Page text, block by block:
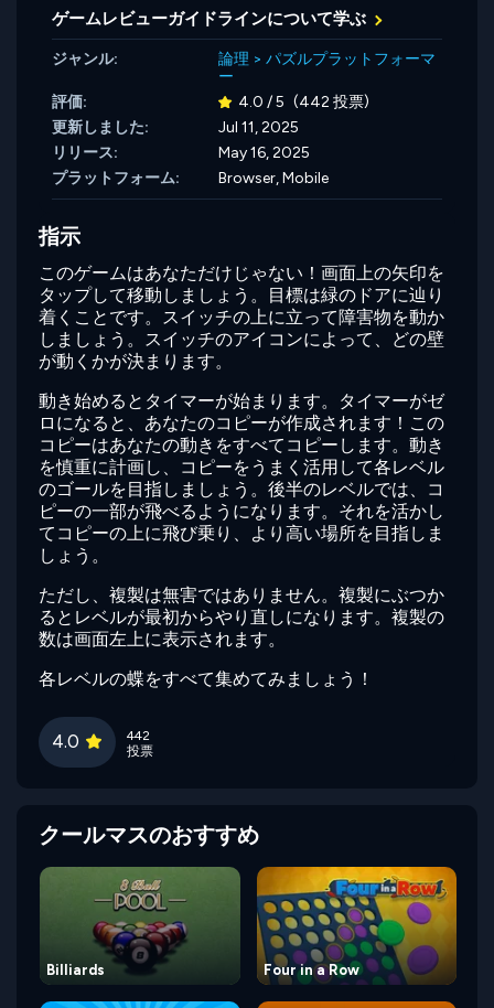
ゲームレビューガイドラインについて学ぶ
ジャンル: 論理 > パズルプラットフォーマ
ー
評価:
4.0 / 5 (442 投票)
更新しました:
Jul 11, 2025
リリース:
May 16, 2025
プラットフォーム:
Browser, Mobile
指示
このゲームはあなただけじゃない！画面上の矢印を
タップして移動しましょう。目標は緑のドアに辿り
着くことです。スイッチの上に立って障害物を動か
しましょう。スイッチのアイコンによって、どの壁
が動くかが決まります。
動き始めるとタイマーが始まります。タイマーがゼ
ロになると、あなたのコピーが作成されます！この
コピーはあなたの動きをすべてコピーします。動き
を慎重に計画し、コピーをうまく活用して各レベル
のゴールを目指しましょう。後半のレベルでは、コ
ピーの一部が飛べるようになります。それを活かし
てコピーの上に飛び乗り、より高い場所を目指しま
しょう。
ただし、複製は無害ではありません。複製にぶつか
るとレベルが最初からやり直しになります。複製の
数は画面左上に表示されます。
各レベルの蝶をすべて集めてみましょう！
4.0
442
投票
クールマスのおすすめ
Billiards Four in a Row